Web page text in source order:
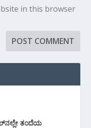
in this browser
ತಂದೆಯ